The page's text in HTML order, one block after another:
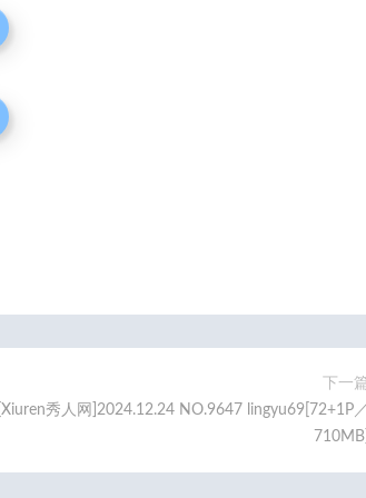
下一篇
[Xiuren秀人网]2024.12.24 NO.9647 lingyu69[72+1P／
710MB]